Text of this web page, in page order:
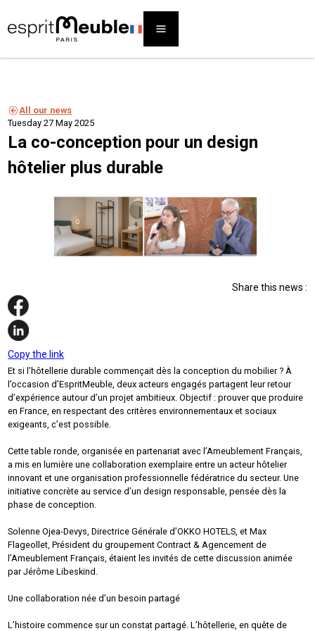
All our news
Tuesday 27 May 2025
La co-conception pour un design
hôtelier plus durable
Share this news :
Copy the link
Et si l’hôtellerie durable commençait dès la conception du mobilier ? À
l’occasion d’EspritMeuble, deux acteurs engagés partagent leur retour
d’expérience autour d’un projet ambitieux. Objectif : prouver que produire
en France, en respectant des critères environnementaux et sociaux
exigeants, c’est possible.
Cette table ronde, organisée en partenariat avec l’Ameublement Français,
a mis en lumière une collaboration exemplaire entre un acteur hôtelier
innovant et une organisation professionnelle fédératrice du secteur. Une
initiative concrète au service d’un design responsable, pensée dès la
phase de conception.
Solenne Ojea-Devys, Directrice Générale d’OKKO HOTELS, et Max
Flageollet, Président du groupement Contract & Agencement de
l’Ameublement Français, étaient les invités de cette discussion animée
par Jérôme Libeskind.
Une collaboration née d’un besoin partagé
L’histoire commence sur un constat partagé. L’hôtellerie, en quête de